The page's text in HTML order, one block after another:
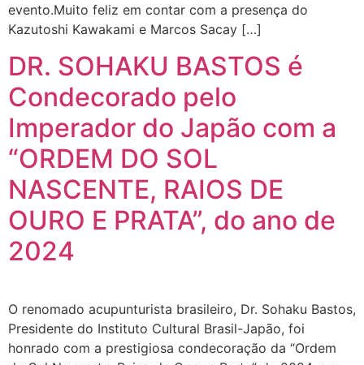
evento.Muito feliz em contar com a presença do
Kazutoshi Kawakami e Marcos Sacay […]
DR. SOHAKU BASTOS é
Condecorado pelo
Imperador do Japão com a
“ORDEM DO SOL
NASCENTE, RAIOS DE
OURO E PRATA”, do ano de
2024
O renomado acupunturista brasileiro, Dr. Sohaku Bastos,
Presidente do Instituto Cultural Brasil-Japão, foi
honrado com a prestigiosa condecoração da “Ordem